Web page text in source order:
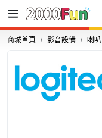
商城首頁 影音設備 喇叭